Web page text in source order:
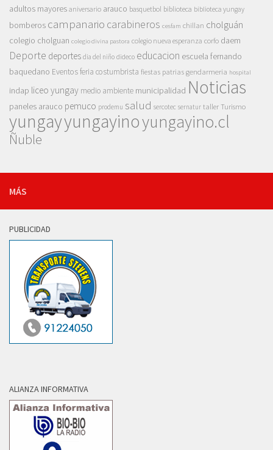
adultos mayores aniversario arauco basquetbol biblioteca biblioteca yungay
bomberos campanario carabineros cesfam chillan cholguán
colegio cholguan colegio divina pastora colegio nueva esperanza corfo daem
Deporte deportes dia del niño dideco educacion escuela fernando
baquedano Eventosferia costumbrista fiestas patrias gendarmeria hospital
indap liceo yungay medio ambiente municipalidad Noticias
paneles arauco pemuco prodemu salud sercotec sernatur taller Turismo
yungayyungayinoyungayino.cl
Ñuble
MÁS
PUBLICIDAD
ALIANZA INFORMATIVA